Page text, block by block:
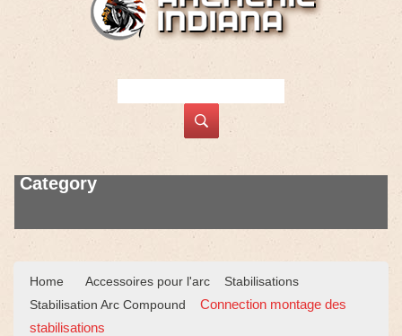
Category
Home Accessoires pour l'arc
Stabilisations
Stabilisation Arc Compound
Connection montage des
stabilisations